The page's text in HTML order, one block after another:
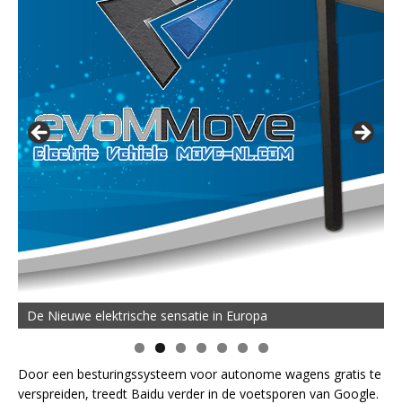
De Nieuwe elektrische sensatie in Europa
De MOVE Vigorous 1500 Highline | 45 km Topsnelheid en
50 km Actieradius
Door een besturingssysteem voor autonome wagens gratis te
verspreiden, treedt Baidu verder in de voetsporen van Google.